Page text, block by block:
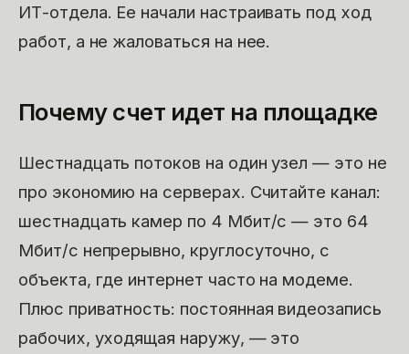
ИТ-отдела. Ее начали настраивать под ход
работ, а не жаловаться на нее.
Почему счет идет на площадке
Шестнадцать потоков на один узел — это не
про экономию на серверах. Считайте канал:
шестнадцать камер по 4 Мбит/с — это 64
Мбит/с непрерывно, круглосуточно, с
объекта, где интернет часто на модеме.
Плюс приватность: постоянная видеозапись
рабочих, уходящая наружу, — это